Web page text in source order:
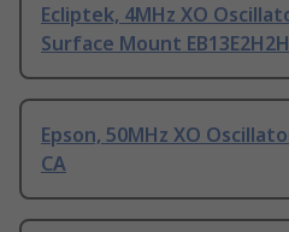
Ecliptek, 4MHz XO
Surface Mount
Epson, 50MHz XO
CA